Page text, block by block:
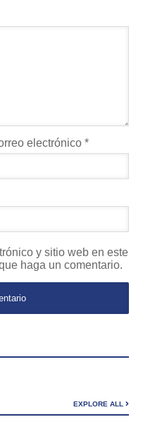
electrónico*
y sitio web en este
haga un comentario.
EXPLORE ALL